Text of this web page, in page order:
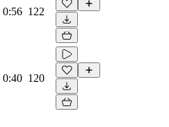
0:56 122
0:40 120